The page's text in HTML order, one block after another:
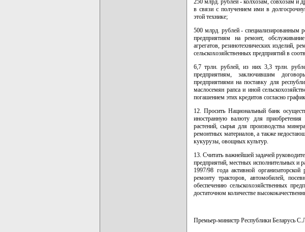
в связи с получением ими в
этой технике;
500 млрд. рублей - специализированным
предприятиям на ремонт,
агрегатов, резинотехнических изделий,
сельскохозяйственных предприятий в
6,7 трлн. рублей, из них 3,3 трлн.
предприятиям, заключившим
предприятиями на поставку для
маслосемян рапса и иной
погашением этих кредитов согласно
12. Просить Национальный банк
иностранную валюту для
растений, сырья для производства
ремонтных материалов, а также
кукурузы, овощных культур.
13. Считать важнейшей задачей
предприятий, местных исполнительных и
1997/98 года активной
ремонту тракторов, автомобилей,
обеспечению сельскохозяйственных
достаточном количестве
Премьер-министр Республики Беларусь